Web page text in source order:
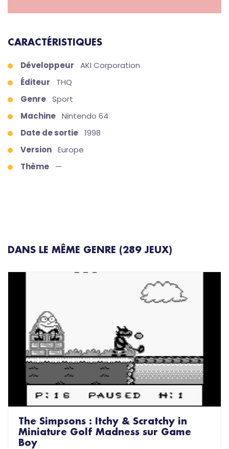
CARACTÉRISTIQUES
Développeur
AKI Corporation
Éditeur
THQ
Genre Sport
Machine Nintendo 64
Date de sortie 1998
Version Europe
Thème
—
DANS LE MÊME GENRE (289 JEUX)
The Simpsons : Itchy & Scratchy in
Miniature Golf Madness sur Game
Boy